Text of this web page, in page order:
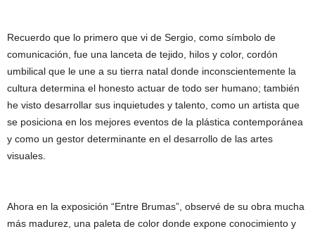
Recuerdo que lo primero que vi de Sergio, como símbolo de
comunicación, fue una lanceta de tejido, hilos y color, cordón
umbilical que le une a su tierra natal donde inconscientemente la
cultura determina el honesto actuar de todo ser humano; también
he visto desarrollar sus inquietudes y talento, como un artista que
se posiciona en los mejores eventos de la plástica contemporánea
y como un gestor determinante en el desarrollo de las artes
visuales.
Ahora en la exposición “Entre Brumas”, observé de su obra mucha
más madurez, una paleta de color donde expone conocimiento y